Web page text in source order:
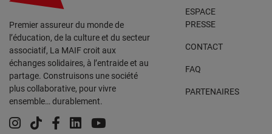
Premier assureur du monde de
l’éducation, de la culture et du secteur
associatif, La MAIF croit aux
échanges solidaires, à l’entraide et au
partage. Construisons une société
plus collaborative, pour vivre
ensemble… durablement.
ESPACE
PRESSE
CONTACT
FAQ
PARTENAIRES
Instagram
TiktokFacebook
LinkedinYouTube